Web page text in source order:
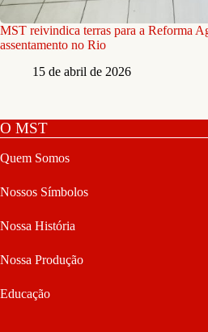
MST reivindica terras para a Reforma
assentamento no Rio
15 de abril de 2026
O MST
Quem Somos
Nossos Símbolos
Nossa História
Nossa Produção
Educação